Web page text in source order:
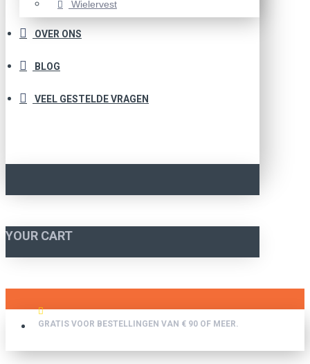
Wielervest
OVER ONS
BLOG
VEEL GESTELDE VRAGEN
YOUR CART
GRATIS VOOR BESTELLINGEN VAN € 90 OF MEER.